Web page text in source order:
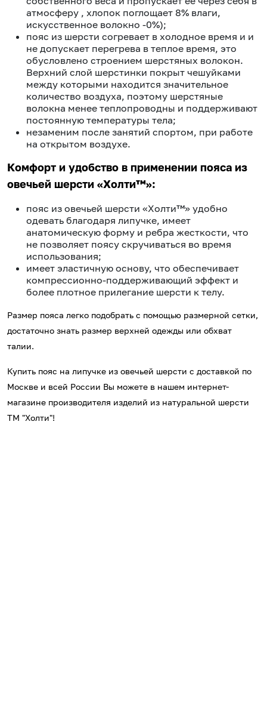
атмосферу , хлопок поглощает 8% влаги,
искусственное волокно -0%);
пояс из шерсти согревает в холодное время и и
не допускает перегрева в теплое время, это
обусловлено строением шерстяных волокон.
Верхний слой шерстинки покрыт чешуйками
между которыми находится значительное
количество воздуха, поэтому шерстяные
волокна менее теплопроводны и поддерживают
постоянную температуры тела;
незаменим после занятий спортом, при работе
на открытом воздухе.
Комфорт и удобство в применении пояса из
овечьей шерсти «Холти™»:
пояс из овечьей шерсти «Холти™» удобно
одевать благодаря липучке, имеет
анатомическую форму и ребра жесткости, что
не позволяет поясу скручиваться во время
использования;
имеет эластичную основу, что обеспечивает
компрессионно-поддерживающий эффект и
более плотное прилегание шерсти к телу.
Размер пояса легко подобрать с помощью размерной сетки,
достаточно знать размер верхней одежды или обхват
талии.
Купить пояс на липучке из овечьей шерсти с доставкой по
Москве и всей России Вы можете в нашем интернет-
магазине производителя изделий из натуральной шерсти
ТМ "Холти"!